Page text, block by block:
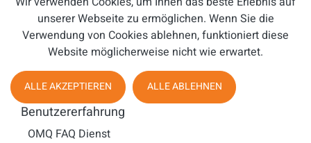
mehrfach getan hat. Während man früher für ein
entsprechendes Verbot oder Einschreiten einen
gerichtlichen Titel benötigte, kann die Bundesnetzagentur
jetzt unmittelbar Maßnahmen ergreifen und Sanktionen
aussprechen - die erst danach gerichtlich überprüft
werden", weiß Siegert.
Bei Anzeige einer falschen Telefonnummer werde ein
Bußgeld von 10.000 Euro fällig. „Kennt die
unserer Webseite zu ermöglichen. Wenn Sie die
Verwendung von Cookies ablehnen, funktioniert diese
Website möglicherweise nicht wie erwartet.
ALLE AKZEPTIEREN ALLE ABLEHNEN
Benutzererfahrung
OMQ FAQ Dienst